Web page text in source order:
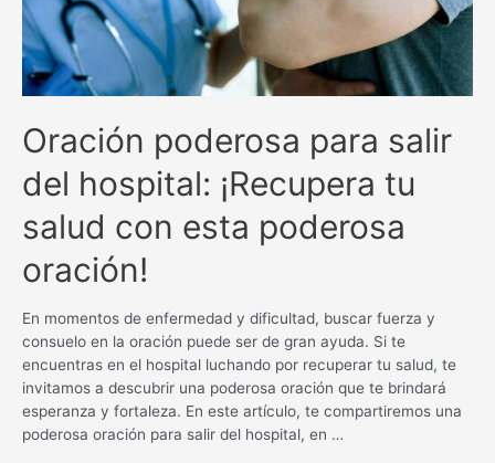
Oración poderosa para salir
del hospital: ¡Recupera tu
salud con esta poderosa
oración!
En momentos de enfermedad y dificultad, buscar fuerza y
consuelo en la oración puede ser de gran ayuda. Si te
encuentras en el hospital luchando por recuperar tu salud, te
invitamos a descubrir una poderosa oración que te brindará
esperanza y fortaleza. En este artículo, te compartiremos una
poderosa oración para salir del hospital, en …